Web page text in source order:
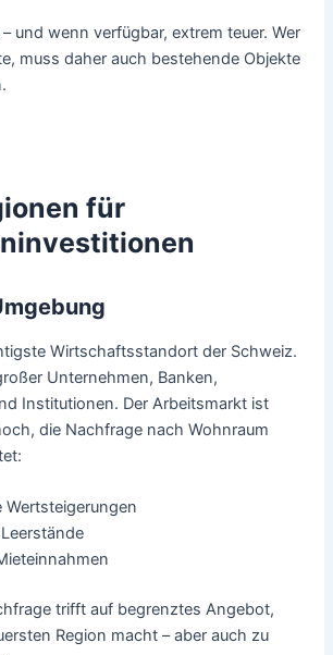
und wenn verfügbar, extrem teuer. Wer
muss daher auch bestehende Objekte
für
Wirtschaftsstandort der Schweiz.
Unternehmen, Banken,
Institutionen. Der Arbeitsmarkt ist
die Nachfrage nach Wohnraum
Wertsteigerungen
trifft auf begrenztes Angebot,
Region macht – aber auch zu